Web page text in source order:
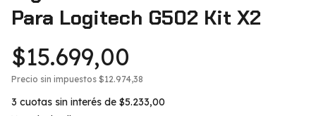
Para Logitech G502 Kit X2
$15.699,00
Precio sin impuestos $12.974,38
3 cuotas sin interés de $5.233,00